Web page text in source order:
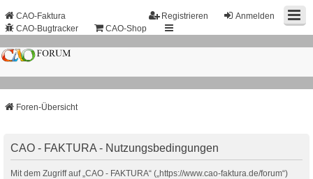
Anmelden
Registrieren
CAO-Faktura
CAO-Bugtracker
CAO-Shop
Foren-Übersicht
CAO - FAKTURA - Nutzungsbedingungen
Mit dem Zugriff auf „CAO - FAKTURA“ („https://www.cao-faktura.de/forum“)